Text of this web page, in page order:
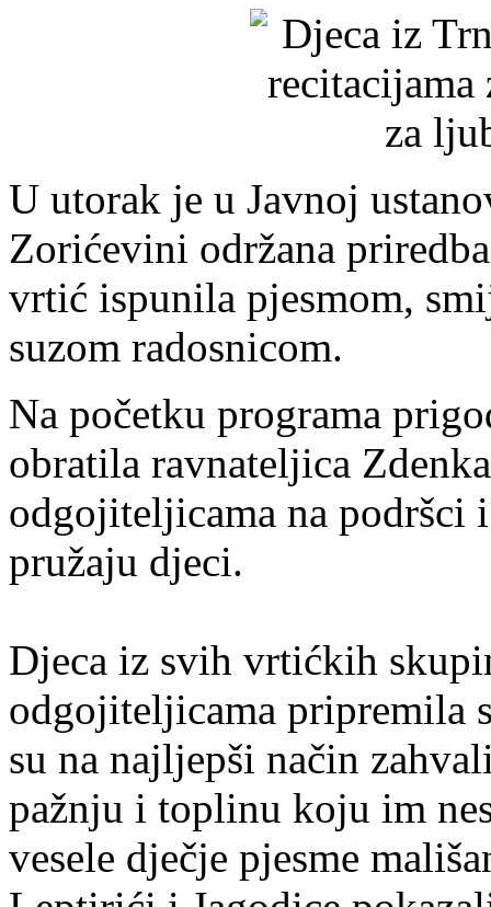
U utorak je u Javnoj
Zorićevini održana
vrtić ispunila pjesmom,
suzom radosnicom.
Na početku programa
obratila ravnateljica
odgojiteljicama na
pružaju djeci.
Djeca iz svih vrtićkih
odgojiteljicama pripremila
su na najljepši način
pažnju i toplinu koju im
vesele dječje pjesme